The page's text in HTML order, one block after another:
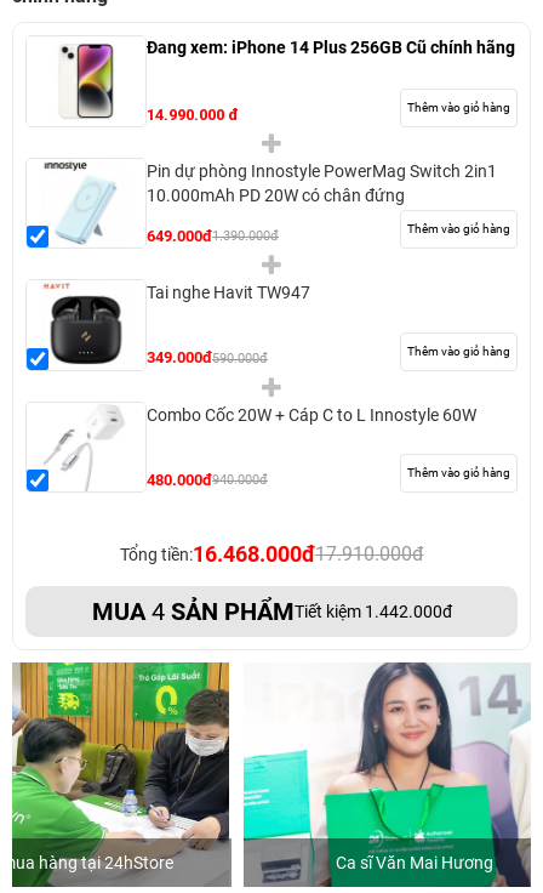
Đang xem: iPhone 14 Plus 256GB Cũ chính hãng
14.990.000 đ Thêm vào giỏ hàng
Pin dự phòng Innostyle PowerMag Switch 2in1
10.000mAh PD 20W có chân đứng
649.000đ1.390.000đ Thêm vào giỏ hàng
Tai nghe Havit TW947
349.000đ590.000đ Thêm vào giỏ hàng
Combo Cốc 20W + Cáp C to L Innostyle 60W
480.000đ940.000đ Thêm vào giỏ hàng
Tổng tiền:16.468.000đ17.910.000đ
MUA4SẢN PHẨMTiết kiệm 1.442.000đ
Ca sĩ Văn Mai Hương Khách mua